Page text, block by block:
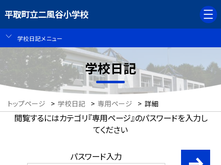
平取町立二風谷小学校
学校日記メニュー
学校日記
トップページ > 学校日記 > 専用ページ > 詳細
閲覧するにはカテゴリ『専用ページ』のパスワードを入力し
てください
パスワード入力